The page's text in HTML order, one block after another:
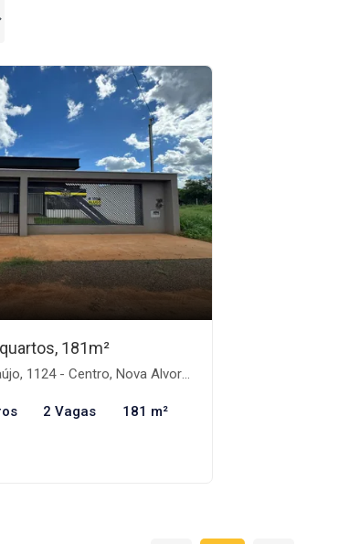
181m²
- Centro, Nova Alvorada do Sul-MS
2 Vagas 181 m²